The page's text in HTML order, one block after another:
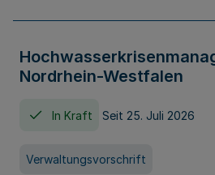
Nordrhein-Westfalen
In Kraft Seit 25. Juli 2026
Verwaltungsvorschrift